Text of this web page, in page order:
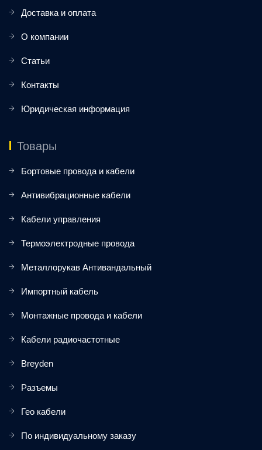
Доставка и оплата
О компании
Статьи
Контакты
Юридическая информация
Товары
Бортовые провода и кабели
Антивибрационные кабели
Кабели управления
Термоэлектродные провода
Металлорукав Антивандальный
Импортный кабель
Монтажные провода и кабели
Кабели радиочастотные
Breyden
Разъемы
Гео кабели
По индивидуальному заказу